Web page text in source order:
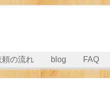
頼の流れ blog FAQ